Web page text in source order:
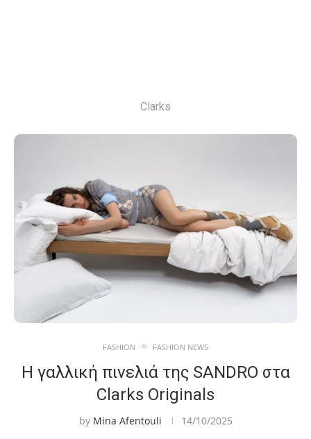
Clarks
FASHION FASHION NEWS
Η γαλλική πινελιά της SANDRO στα
Clarks Originals
by Mina Afentouli 14/10/2025